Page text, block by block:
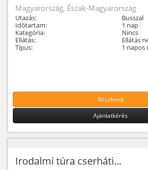
Magyarország, Észak-Magyarország
Utazás:
Busszal
Időtartam:
1 nap
Kategória:
Nincs
Ellátás:
Ellátás
Típus:
1 napos
Részletek
Ajánlatkérés
Irodalmi túra cserháti...